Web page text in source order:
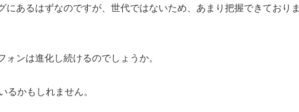
にあるはずなのですが、世代ではないため、あまり把握できておりま
ンは進化し続けるのでしょうか。
るかもしれません。